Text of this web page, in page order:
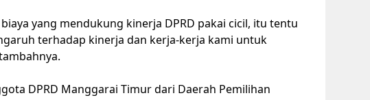
yang mendukung kinerja DPRD pakai cicil, itu tentu
terhadap kinerja dan kerja-kerja kami untuk
DPRD Manggarai Timur dari Daerah Pemilihan